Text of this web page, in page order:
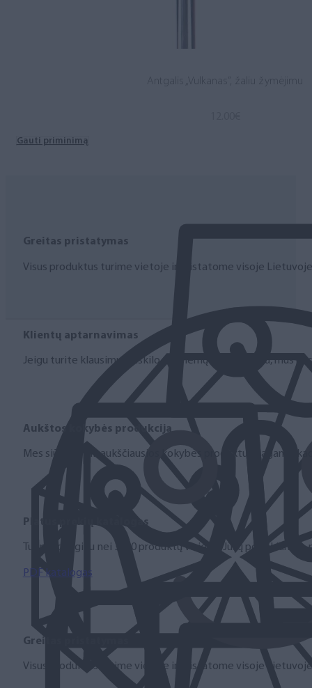
Antgalis „Vulkanas”, žaliu žymėjimu
Gauti priminimą
Greitas pristatymas
Visus produktus turime vietoje ir pristatome visoje Lietuvoje
Klientų aptarnavimas
Jeigu turite klausimų ar iškilo problemų su užsakymu, mus
Aukštos kokybės produkcija
Mes siūlome tik aukščiausios kokybės produktus nagams,
Platus prekių katalogas
Turime daugiau nei 3000 produktų visiems Jūsų poreikiams
PDF katalogas
Greitas pristatymas
Visus produktus turime vietoje ir pristatome visoje Lietuvoje